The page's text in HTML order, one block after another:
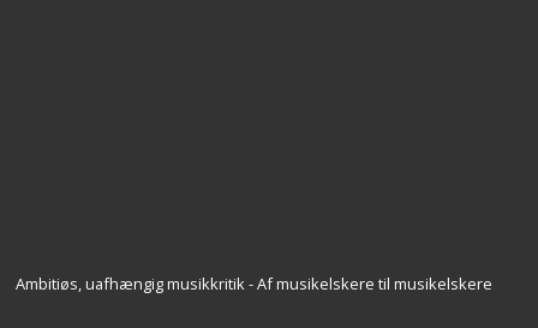
Ambitiøs, uafhængig musikkritik - Af musikelskere til musikelskere